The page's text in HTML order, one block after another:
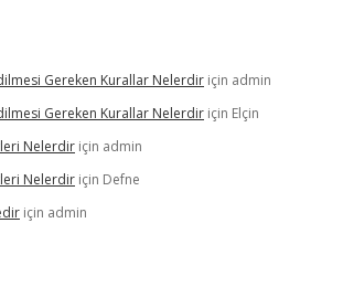
Gereken Kurallar Nelerdir için admin
Gereken Kurallar Nelerdir için Elçin
Nelerdir için admin
Nelerdir için Defne
için admin